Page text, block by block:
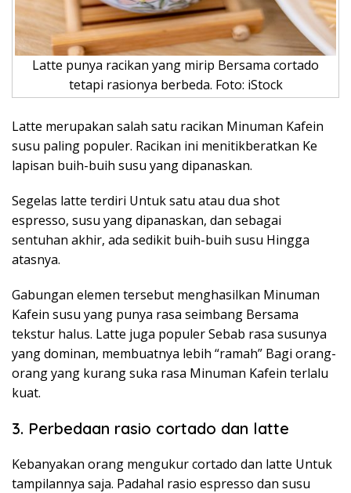
Latte punya racikan yang mirip Bersama cortado
tetapi rasionya berbeda. Foto: iStock
Latte merupakan salah satu racikan Minuman Kafein
susu paling populer. Racikan ini menitikberatkan Ke
lapisan buih-buih susu yang dipanaskan.
Segelas latte terdiri Untuk satu atau dua shot
espresso, susu yang dipanaskan, dan sebagai
sentuhan akhir, ada sedikit buih-buih susu Hingga
atasnya.
Gabungan elemen tersebut menghasilkan Minuman
Kafein susu yang punya rasa seimbang Bersama
tekstur halus. Latte juga populer Sebab rasa susunya
yang dominan, membuatnya lebih “ramah” Bagi orang-
orang yang kurang suka rasa Minuman Kafein terlalu
kuat.
3. Perbedaan rasio cortado dan latte
Kebanyakan orang mengukur cortado dan latte Untuk
tampilannya saja. Padahal rasio espresso dan susu